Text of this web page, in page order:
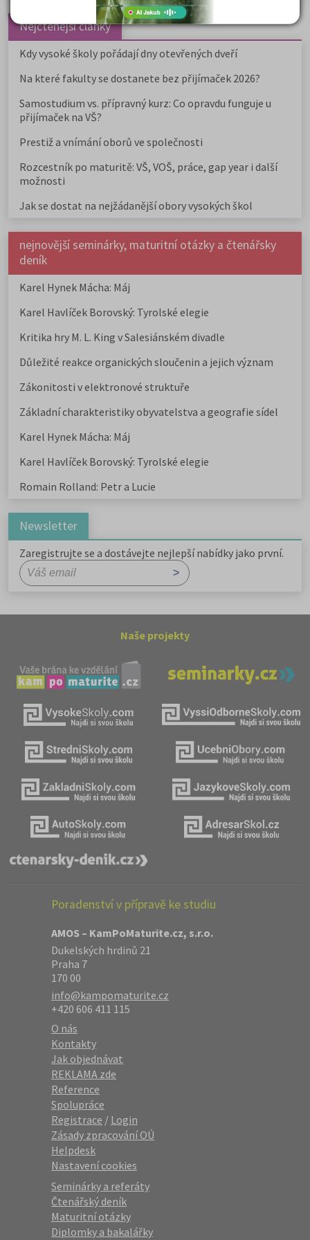
Nejčtenější články
Kdy vysoké školy pořádají dny otevřených dveří
Na které fakulty se dostanete bez přijímaček 2026?
Samostudium vs. přípravný kurz: Co opravdu funguje u
přijímaček na VŠ?
Prestiž a vnímání oborů ve společnosti
Rozcestník po maturitě: VŠ, VOŠ, práce, gap year i další
možnosti
Jak se dostat na nejžádanější obory vysokých škol
nejnovější seminárky, maturitní otázky a čtenářsky
deník
Karel Hynek Mácha: Máj
Karel Havlíček Borovský: Tyrolské elegie
Kritika hry M. L. King v Salesiánském divadle
Důležité reakce organických sloučenin a jejich význam
Zákonitosti v elektronové struktuře
Základní charakteristiky obyvatelstva a geografie sídel
Karel Hynek Mácha: Máj
Karel Havlíček Borovský: Tyrolské elegie
Romain Rolland: Petr a Lucie
Newsletter
Zaregistrujte se a dostávejte nejlepší nabídky jako první.
Naše projekty
Poradenství v přípravě ke studiu
AMOS – KamPoMaturite.cz, s.r.o.
Dukelských hrdinů 21
Praha 7
170 00
info@kampomaturite.cz
+420 606 411 115
O nás
Kontakty
Jak objednávat
REKLAMA zde
Reference
Spolupráce
Registrace / Login
Zásady zpracování OÚ
Helpdesk
Nastavení cookies
Seminárky a referáty
Čtenářský deník
Maturitní otázky
Diplomky a bakalářky